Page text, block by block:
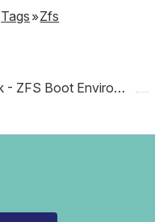
Tags Zfs
Slawek Wojtczak - ZFS Boot Environments